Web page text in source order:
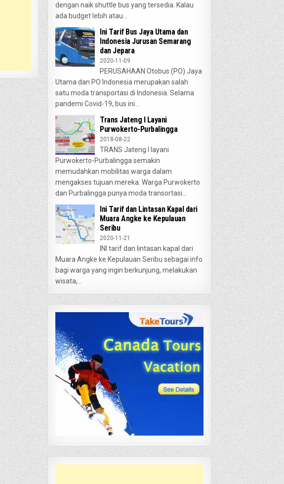
dengan naik shuttle bus yang tersedia. Kalau
ada budget lebih atau...
Ini Tarif Bus Jaya Utama dan
Indonesia Jurusan Semarang
dan Jepara
2020-11-09
PERUSAHAAN Otobus (PO) Jaya
Utama dan PO Indonesia merupakan salah
satu moda transportasi di Indonesia. Selama
pandemi Covid-19, bus ini...
Trans Jateng I Layani
Purwokerto-Purbalingga
2018-08-22
TRANS Jateng I layani
Purwokerto-Purbalingga semakin
memudahkan mobilitas warga dalam
mengakses tujuan mereka. Warga Purwokerto
dan Purbalingga punya moda transortasi...
Ini Tarif dan Lintasan Kapal dari
Muara Angke ke Kepulauan
Seribu
2020-11-21
INI tarif dan lintasan kapal dari
Muara Angke ke Kepulauan Seribu sebagai info
bagi warga yang ingin berkunjung, melakukan
wisata,...